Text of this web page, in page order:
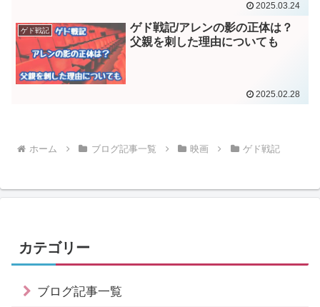
2025.03.24
ゲド戦記
ゲド戦記/アレンの影の正体は？
父親を刺した理由についても
2025.02.28
ホーム ブログ記事一覧 映画 ゲド戦記
カテゴリー
ブログ記事一覧